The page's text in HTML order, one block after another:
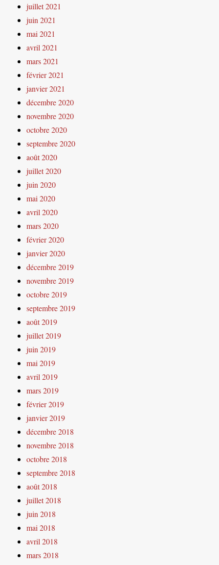
juillet 2021
juin 2021
mai 2021
avril 2021
mars 2021
février 2021
janvier 2021
décembre 2020
novembre 2020
octobre 2020
septembre 2020
août 2020
juillet 2020
juin 2020
mai 2020
avril 2020
mars 2020
février 2020
janvier 2020
décembre 2019
novembre 2019
octobre 2019
septembre 2019
août 2019
juillet 2019
juin 2019
mai 2019
avril 2019
mars 2019
février 2019
janvier 2019
décembre 2018
novembre 2018
octobre 2018
septembre 2018
août 2018
juillet 2018
juin 2018
mai 2018
avril 2018
mars 2018